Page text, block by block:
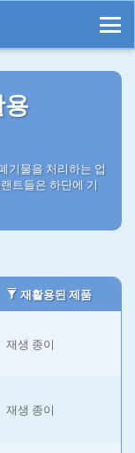
기물을 처리하는 업
트들은 하단에 기
재활용된 제품
재생 종이
재생 종이